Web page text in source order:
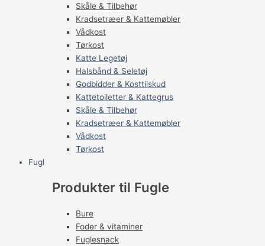
Skåle & Tilbehør
Kradsetræer & Kattemøbler
Vådkost
Tørkost
Katte Legetøj
Halsbånd & Seletøj
Godbidder & Kosttilskud
Kattetoiletter & Kattegrus
Skåle & Tilbehør
Kradsetræer & Kattemøbler
Vådkost
Tørkost
Fugl
Produkter til Fugle
Bure
Foder & vitaminer
Fuglesnack